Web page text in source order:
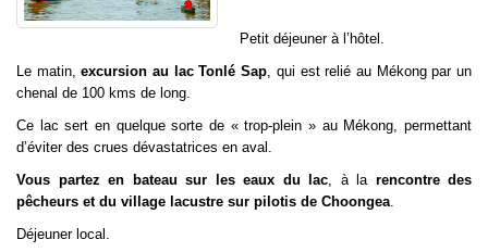
Petit déjeuner à l’hôtel.
Le matin,excursion au lac Tonlé Sap , qui est relié au Mékong par un
chenal de 100 kms de long.
Ce lac sert en quelque sorte de « trop-plein » au Mékong, permettant
d’éviter des crues dévastatrices en aval.
Vous partez en bateau sur les eaux du lac , à la rencontre des
pêcheurs et du village lacustre sur pilotis de Choongea
Déjeuner local.